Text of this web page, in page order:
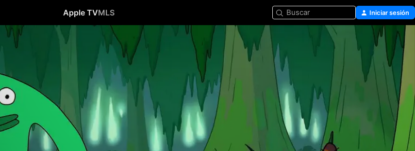
Apple TVMLS Buscar Iniciar sesión